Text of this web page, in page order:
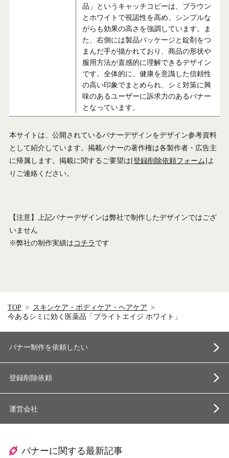
品」というキャッチコピーは、ブラウン
とホワイトで視認性を高め、シンプルな
がらも効果の高さを強調しています。ま
た、右側には製品パッケージと錠剤をつ
まんだ手が描かれており、商品の形状や
服用方法が直感的に理解できるデザイン
です。全体的に、健康を意識した信頼性
の高い印象でまとめられ、シミ対策に興
味のあるユーザーに訴求力のあるバナー
となっています。
本サイトは、公開されているバナーデザインをデザイン参考資料
として紹介しています。掲載バナーの著作権は各製作者・広告主
に帰属します。掲載に関するご要望は[登録削除依頼フォーム]よ
りご連絡ください。
【注意】上記バナーデザインは弊社で制作したデザインではござ
いません
※弊社の制作実績はコチラです
TOP
スキンケア・ボディケア・ヘアケア
今あるシミに効く医薬品「ブライトエイジ ホワイト」
バナー制作を依頼したい
登録削除依頼
運営会社
バナーに関する最新記事